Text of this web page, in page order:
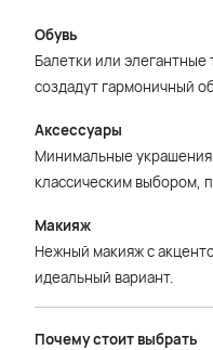
Обувь
Балетки или
создадут гармоничный
Аксессуары
Минимальные украшения
классическим выбором,
Макияж
Нежный макияж с
идеальный вариант.
Почему стоит выбрать